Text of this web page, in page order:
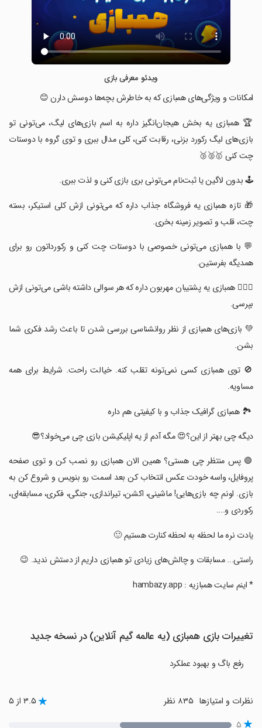
ویدئو معرفی بازی
‏امکانات و ویژگی‌های همبازی که به‌ خاطرش بچه‌ها دوسش دارن 😊
‏🏆 همبازی یه بخش هیجان‌انگیز داره به اسم بازی‌های لیگ، می‌تونی تو
بازی‌های لیگ رکورد بزنی، رقابت کنی، کلی مدال ببری و توی گروه با دوستات
چت کنی 🥇🥈🥉
‏🕹️ بدون لاگین یا ثبت‌نام می‌تونی بری بازی کنی و لذت ببری.
‏🎁 تازه همبازی یه فروشگاه جذاب داره که می‌تونی ازش کلی استیکر، بسته
چت، قلب و تصویر زمینه بخری.
‏💬 با همبازی می‌تونی خصوصی با دوستات چت کنی و رکورداتون‌ رو برای
همدیگه بفرستین.
‏🙍🏻‍♀️ همبازی یه پشتیبان مهربون داره که هر سوالی داشته باشی می‌تونی ازش
بپرسی.
‏💚 بازی‌های همبازی از نظر روانشناسی بررسی شدن تا باعث رشد فکری شما
بشن.
‏🚫 توی همبازی کسی نمی‌تونه تقلب کنه. خیالت راحت. شرایط برای همه
مساویه.
‏ 🏞 همبازی گرافیک جذاب و با کیفیتی هم داره
‏دیگه چی بهتر از این؟😍 مگه آدم از یه اپلیکیشن بازی چی می‌خواد؟😎
‏🟢 پس منتظر چی هستی؟ همین الان همبازی رو نصب کن و توی صفحه
پروفایل، واسه خودت عکس انتخاب کن بعد اسمت رو بنویس و شروع کن به
بازی. اونم چه بازی‌هایی! ماشینی، اکشن، تیراندازی، جنگی، فکری، مسابقه‌ای،
رکوردی و....
‏یادت نره ما لحظه به لحظه کنارت هستیم 🙂
‏راستی... مسابقات و چالش‌های زیادی تو همبازی داریم از دستش ندید. 😉
‏* اینم سایت همبازیه : hambazy.app
تغییرات بازی همبازی (یه عالمه گیم آنلاین) در نسخه جدید
رفع باگ و بهبود عملکرد
نظرات و امتیازها ۳.۵ از ۵